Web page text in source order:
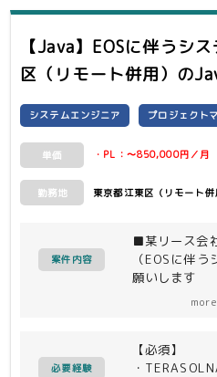
【Java】EOSに伴うシ
区（リモート併用） の
システムエンジニア プロジェクト
単価 ・PL：〜850,000円／月
勤務地 東京都江東区（リモート併
案件内容
■某リース会
（EOSに伴
願いします
more
必要経験
【必須】
・